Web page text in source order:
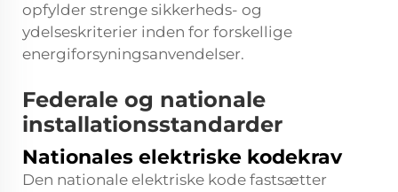
opfylder strenge sikkerheds- og
ydelseskriterier inden for forskellige
energiforsyningsanvendelser.
Federale og nationale
installationsstandarder
Nationales elektriske kodekrav
Den nationale elektriske kode fastsætter